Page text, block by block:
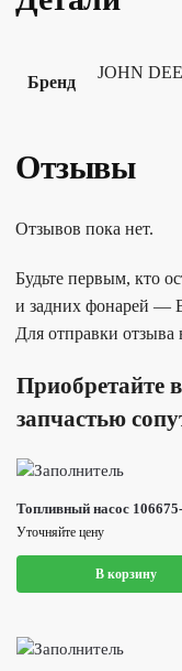
Бренд
JOHN
Отзывы
Отзывов пока нет.
Будьте первым, кто
и задних фонарей —
Для отправки отзыва
Приобретайте
запчастью
Топливный насос
Уточняйте цену
В корзину